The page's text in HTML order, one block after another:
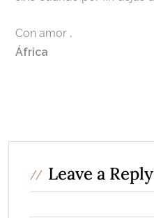
Con amor ,
África
Leave a Reply